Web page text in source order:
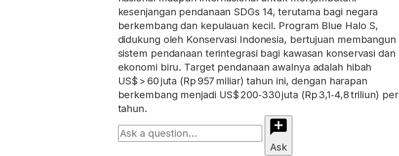
kesenjangan pendanaan SDGs 14, terutama bagi negara
berkembang dan kepulauan kecil. Program Blue Halo S,
didukung oleh Konservasi Indonesia, bertujuan membangun
sistem pendanaan terintegrasi bagi kawasan konservasi dan
ekonomi biru. Target pendanaan awalnya adalah hibah
US$ > 60 juta (Rp 957 miliar) tahun ini, dengan harapan
berkembang menjadi US$ 200‑330 juta (Rp 3,1‑4,8 triliun) per
tahun.
Ask